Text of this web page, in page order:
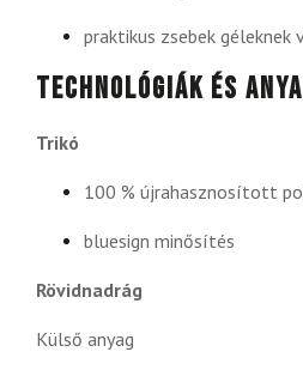
praktikus zsebek géleknek
Technológiák és
Trikó
100 % újrahasznosított
bluesign minősítés
Rövidnadrág
Külső anyag